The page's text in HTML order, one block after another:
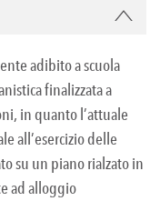
adibito a scuola
finalizzata a
in quanto l’attuale
all’esercizio delle
su un piano rialzato in
ad alloggio